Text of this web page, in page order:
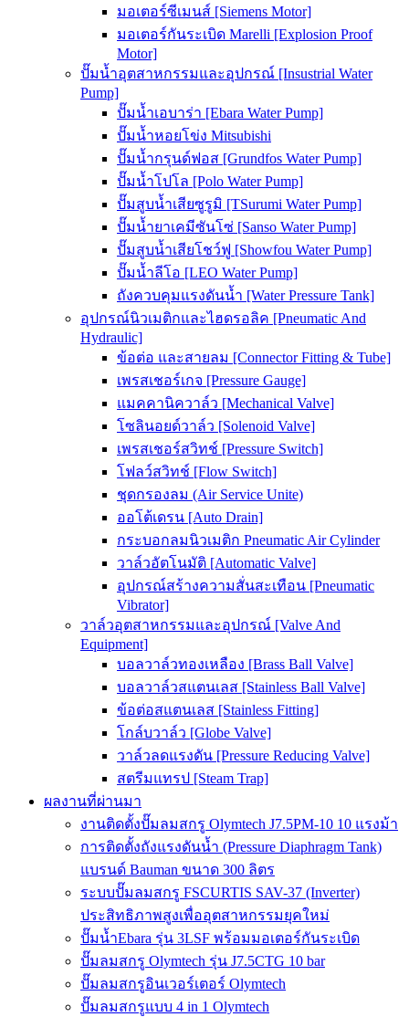
มอเตอร์ซีเมนส์ [Siemens Motor]
มอเตอร์กันระเบิด Marelli [Explosion Proof
Motor]
ปั๊มน้ำอุตสาหกรรมและอุปกรณ์ [Insustrial Water
Pump]
ปั๊มน้ำเอบาร่า [Ebara Water Pump]
ปั๊มน้ำหอยโข่ง Mitsubishi
ปั๊มน้ำกรุนด์ฟอส [Grundfos Water Pump]
ปั๊มน้ำโปโล [Polo Water Pump]
ปั๊มสูบน้ำเสียซูรูมิ [TSurumi Water Pump]
ปั๊มน้ำยาเคมีซันโซ่ [Sanso Water Pump]
ปั๊มสูบน้ำเสียโชว์ฟู [Showfou Water Pump]
ปั๊มน้ำลีโอ [LEO Water Pump]
ถังควบคุมแรงดันน้ำ [Water Pressure Tank]
อุปกรณ์นิวเมติกและไฮดรอลิค [Pneumatic And
Hydraulic]
ข้อต่อ และสายลม [Connector Fitting & Tube]
เพรสเชอร์เกจ [Pressure Gauge]
แมคคานิควาล์ว [Mechanical Valve]
โซลินอยด์วาล์ว [Solenoid Valve]
เพรสเชอร์สวิทช์ [Pressure Switch]
โฟลว์สวิทช์ [Flow Switch]
ชุดกรองลม (Air Service Unite)
ออโต้เดรน [Auto Drain]
กระบอกลมนิวเมติก Pneumatic Air Cylinder
วาล์วอัตโนมัติ [Automatic Valve]
อุปกรณ์สร้างความสั่นสะเทือน [Pneumatic
Vibrator]
วาล์วอุตสาหกรรมและอุปกรณ์ [Valve And
Equipment]
บอลวาล์วทองเหลือง [Brass Ball Valve]
บอลวาล์วสแตนเลส [Stainless Ball Valve]
ข้อต่อสแตนเลส [Stainless Fitting]
โกล์บวาล์ว [Globe Valve]
วาล์วลดแรงดัน [Pressure Reducing Valve]
สตรีมแทรป [Steam Trap]
ผลงานที่ผ่านมา
งานติดตั้งปั๊มลมสกรู Olymtech J7.5PM-10 10 แรงม้า
การติดตั้งถังแรงดันน้ำ (Pressure Diaphragm Tank)
แบรนด์ Bauman ขนาด 300 ลิตร
ระบบปั๊มลมสกรู FSCURTIS SAV-37 (Inverter)
ประสิทธิภาพสูงเพื่ออุตสาหกรรมยุคใหม่
ปั๊มน้ำEbara รุ่น 3LSF พร้อมมอเตอร์กันระเบิด
ปั๊มลมสกรู Olymtech รุ่น J7.5CTG 10 bar
ปั๊มลมสกรูอินเวอร์เตอร์ Olymtech
ปั๊มลมสกรูแบบ 4 in 1 Olymtech